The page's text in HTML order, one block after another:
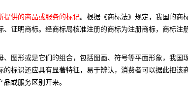
提供的商品或服务的标记。根据《商标法》规定，我国的商
、证明商标。经商标局核准注册的商标为注册商标，商标注
、图形或是它们的组合，包括图画、符号等平面形象，我国
的标识还应具有显著特征，易于辨认，消费者可以据此把该
或服务区别开来。